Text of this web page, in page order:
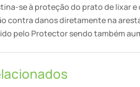
se à proteção do prato de lixar
contra danos diretamente na
pelo Protector sendo também